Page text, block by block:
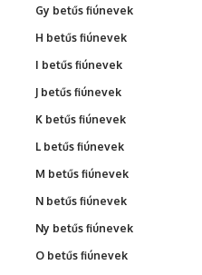
Gy betűs fiúnevek
H betűs fiúnevek
I betűs fiúnevek
J betűs fiúnevek
K betűs fiúnevek
L betűs fiúnevek
M betűs fiúnevek
N betűs fiúnevek
Ny betűs fiúnevek
O betűs fiúnevek